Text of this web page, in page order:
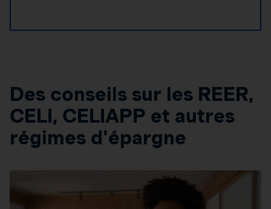
Des conseils sur les REER,
CELI, CELIAPP et autres
régimes d'épargne